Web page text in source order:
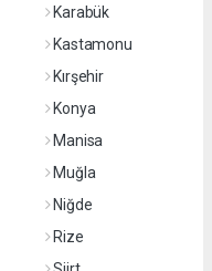
Karabük
Kastamonu
Kırşehir
Konya
Manisa
Muğla
Niğde
Rize